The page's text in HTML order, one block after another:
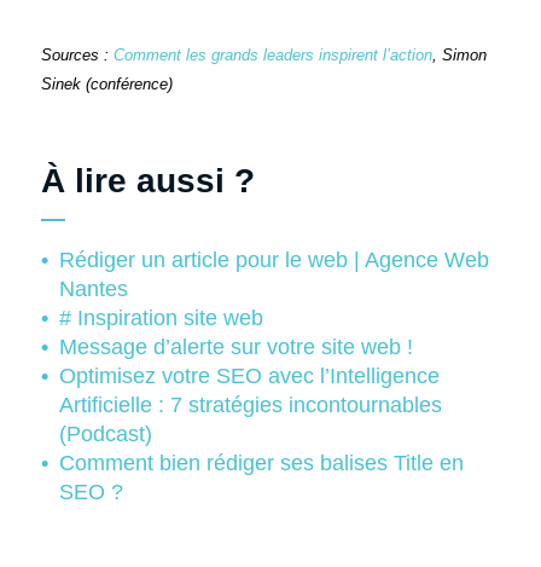
Sources : Comment les grands leaders inspirent l’action, Simon
Sinek (conférence)
À lire aussi ?
Rédiger un article pour le web | Agence Web
Nantes
# Inspiration site web
Message d’alerte sur votre site web !
Optimisez votre SEO avec l’Intelligence
Artificielle : 7 stratégies incontournables
(Podcast)
Comment bien rédiger ses balises Title en
SEO ?